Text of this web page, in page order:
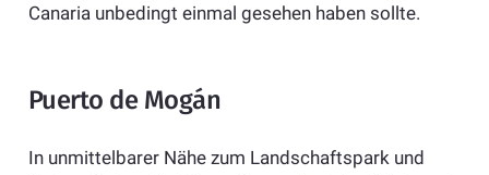
Canaria unbedingt einmal gesehen haben sollte.
Puerto de Mogán
In unmittelbarer Nähe zum Landschaftspark und